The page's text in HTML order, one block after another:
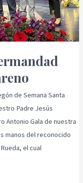
de Semana Santa
Padre Jesús
Antonio Gala de nuestra
manos del reconocido
el cual